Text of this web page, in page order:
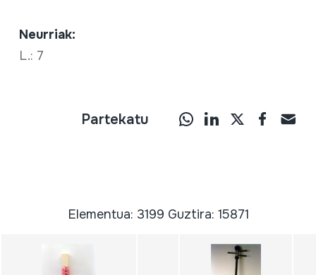
Neurriak:
L.: 7
Partekatu
Elementua: 3199 Guztira: 15871